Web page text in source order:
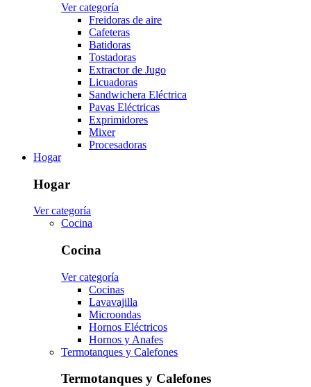
Ver categoría
Freidoras de aire
Cafeteras
Batidoras
Tostadoras
Extractor de Jugo
Licuadoras
Sandwichera Eléctrica
Pavas Eléctricas
Exprimidores
Mixer
Procesadoras
Hogar
Hogar
Ver categoría
Cocina
Cocina
Ver categoría
Cocinas
Lavavajilla
Microondas
Hornos Eléctricos
Hornos y Anafes
Termotanques y Calefones
Termotanques y Calefones